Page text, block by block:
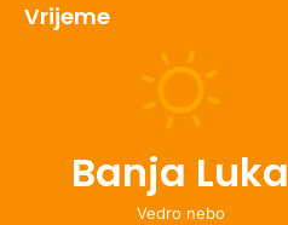
Vrijeme
Banja Luka
Vedro nebo